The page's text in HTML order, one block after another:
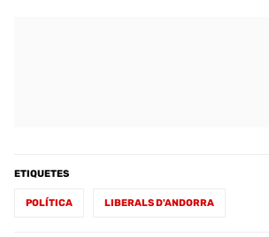
ETIQUETES
POLÍTICA LIBERALS D'ANDORRA